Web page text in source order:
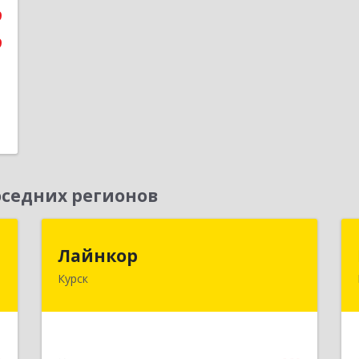
регионов
Лайнкор
Курск
305021, Курская обл, Курск г, Победы